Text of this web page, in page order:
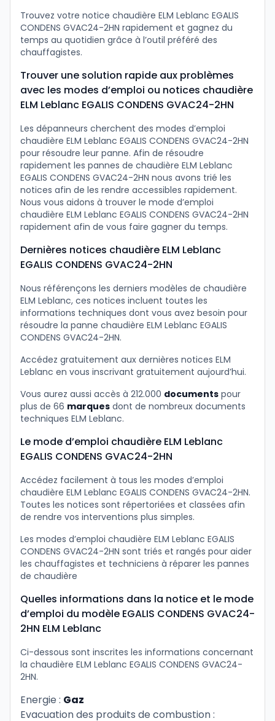
Trouvez votre notice chaudière ELM Leblanc EGALIS
CONDENS GVAC24-2HN rapidement et gagnez du
temps au quotidien grâce à l’outil préféré des
chauffagistes.
Trouver une solution rapide aux problèmes
avec les modes d’emploi ou notices chaudière
ELM Leblanc EGALIS CONDENS GVAC24-2HN
Les dépanneurs cherchent des modes d’emploi
chaudière ELM Leblanc EGALIS CONDENS GVAC24-2HN
pour résoudre leur panne. Afin de résoudre
rapidement les pannes de chaudière ELM Leblanc
EGALIS CONDENS GVAC24-2HN nous avons trié les
notices afin de les rendre accessibles rapidement.
Nous vous aidons à trouver le mode d’emploi
chaudière ELM Leblanc EGALIS CONDENS GVAC24-2HN
rapidement afin de vous faire gagner du temps.
Dernières notices chaudière ELM Leblanc
EGALIS CONDENS GVAC24-2HN
Nous référençons les derniers modèles de chaudière
ELM Leblanc, ces notices incluent toutes les
informations techniques dont vous avez besoin pour
résoudre la panne chaudière ELM Leblanc EGALIS
CONDENS GVAC24-2HN.
Accédez gratuitement aux dernières notices ELM
Leblanc en vous inscrivant gratuitement aujourd’hui.
Vous aurez aussi accès à 212.000 documents pour
plus de 66 marques dont de nombreux documents
techniques ELM Leblanc.
Le mode d’emploi chaudière ELM Leblanc
EGALIS CONDENS GVAC24-2HN
Accédez facilement à tous les modes d’emploi
chaudière ELM Leblanc EGALIS CONDENS GVAC24-2HN.
Toutes les notices sont répertoriées et classées afin
de rendre vos interventions plus simples.
Les modes d’emploi chaudière ELM Leblanc EGALIS
CONDENS GVAC24-2HN sont triés et rangés pour aider
les chauffagistes et techniciens à réparer les pannes
de chaudière
Quelles informations dans la notice et le mode
d’emploi du modèle EGALIS CONDENS GVAC24-
2HN ELM Leblanc
Ci-dessous sont inscrites les informations concernant
la chaudière ELM Leblanc EGALIS CONDENS GVAC24-
2HN.
Energie : Gaz
Evacuation des produits de combustion :